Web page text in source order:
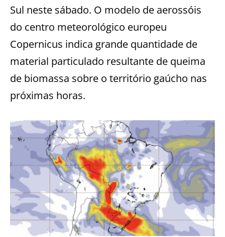
Sul neste sábado. O modelo de aerossóis
do centro meteorológico europeu
Copernicus indica grande quantidade de
material particulado resultante de queima
de biomassa sobre o território gaúcho nas
próximas horas.